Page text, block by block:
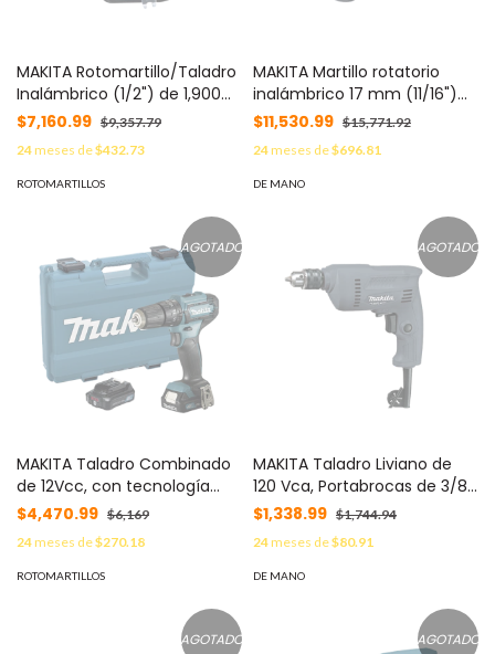
MAKITA Rotomartillo/Taladro
Inalámbrico (1/2") de 1,900
RPM, 18Vcc, Torque 62 N.m
(Incluye 2 Baterías y
Cargardor). MOD: DHP-482-
SYE
$7,160.99 $9,357.79
24meses de$432.73
ROTOMARTILLOS
MAKITA Martillo rotatorio
inalámbrico 17 mm (11/16")
Motor Sin Carbones LXT de
18V con Brocas SDS-PLUS
DHR-171RTJ
$11,530.99 $15,771.92
24meses de$696.81
DE MANO
AGOTADO
MAKITA Taladro Combinado
de 12Vcc, con tecnología
CXT, (Incluye 2 Baterías y
Cargador Rápido, Maletín
plástico). MOD: HP-333-DSAE
$4,470.99 $6,169
24meses de$270.18
ROTOMARTILLOS
AGOTADO
MAKITA Taladro Liviano de
120 Vca, Portabrocas de 3/8",
3000 RPM, Potencia 350 W.
MOD: M06-00G
$1,338.99 $1,744.94
24meses de$80.91
DE MANO
AGOTADO AGOTADO